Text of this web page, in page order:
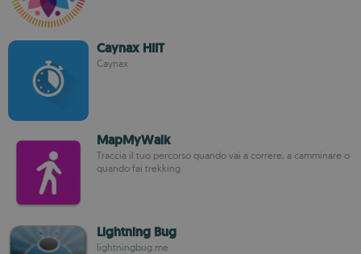
Caynax HIIT
Caynax
MapMyWalk
Traccia il tuo percorso quando vai a correre, a camminare o
quando fai trekking
Lightning Bug
lightningbug.me